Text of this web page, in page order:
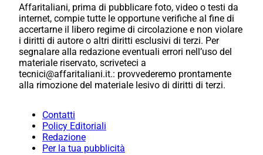
Affaritaliani, prima di pubblicare foto, video o testi da
internet, compie tutte le opportune verifiche al fine di
accertarne il libero regime di circolazione e non violare
i diritti di autore o altri diritti esclusivi di terzi. Per
segnalare alla redazione eventuali errori nell’uso del
materiale riservato, scriveteci a
tecnici@affaritaliani.it.: provvederemo prontamente
alla rimozione del materiale lesivo di diritti di terzi.
Contatti
Policy Editoriali
Redazione
Per la tua pubblicità